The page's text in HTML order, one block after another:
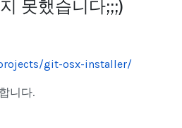
못했습니다;;;)
git-osx-installer/
니다.